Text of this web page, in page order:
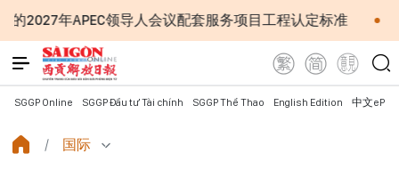
领导人会议配套服务项目工程认定标准 越南第十六届
SGGP Online SGGP Đầu tư Tài chính SGGP Thể Thao English Edition 中文
国际